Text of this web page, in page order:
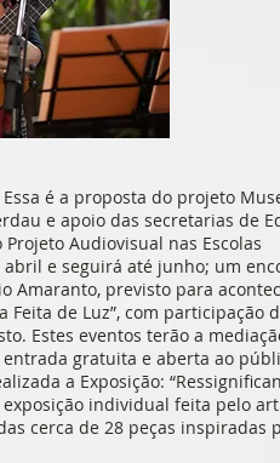
é a proposta do projeto
e apoio das secretarias de
Audiovisual nas Escolas
e seguirá até junho; um
Amaranto, previsto para
de Luz”, com participação
Estes eventos terão a
entrada gratuita e aberta ao
a Exposição:
individual feita pelo
cerca de 28 peças inspiradas